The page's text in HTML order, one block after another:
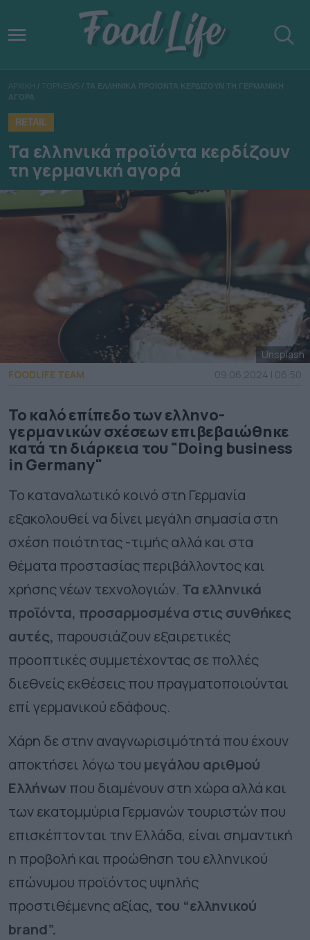
ΑΡΧΙΚΗ / TOPNEWS / ΤΑ ΕΛΛΗΝΙΚΑ ΠΡΟΪΟΝΤΑ ΚΕΡΔΙΖΟΥΝ ΤΗ ΓΕΡΜΑΝΙΚΗ
ΑΓΟΡΑ
RETAIL
Τα ελληνικά προϊόντα κερδίζουν
τη γερμανική αγορά
Unsplash
FOODLIFE TEAM
09.06.2024 | 06:50
Το καλό επίπεδο των ελληνο-
γερμανικών σχέσεων επιβεβαιώθηκε
κατά τη διάρκεια του "Doing business
in Germany"
Το καταναλωτικό κοινό στη Γερμανία
εξακολουθεί να δίνει μεγάλη σημασία στη
σχέση ποιότητας -τιμής αλλά και στα
θέματα προστασίας περιβάλλοντος και
χρήσης νέων τεχνολογιών. Τα ελληνικά
προϊόντα, προσαρμοσμένα στις συνθήκες
αυτές, παρουσιάζουν εξαιρετικές
προοπτικές συμμετέχοντας σε πολλές
διεθνείς εκθέσεις που πραγματοποιούνται
επί γερμανικού εδάφους.
Χάρη δε στην αναγνωρισιμότητά που έχουν
αποκτήσει λόγω του μεγάλου αριθμού
Ελλήνωνπου διαμένουν στη χώρα αλλά και
των εκατομμύρια Γερμανών τουριστών που
επισκέπτονται την Ελλάδα, είναι σημαντική
η προβολή και προώθηση του ελληνικού
επώνυμου προϊόντος υψηλής
προστιθέμενης αξίας, του “ελληνικού
brand”.